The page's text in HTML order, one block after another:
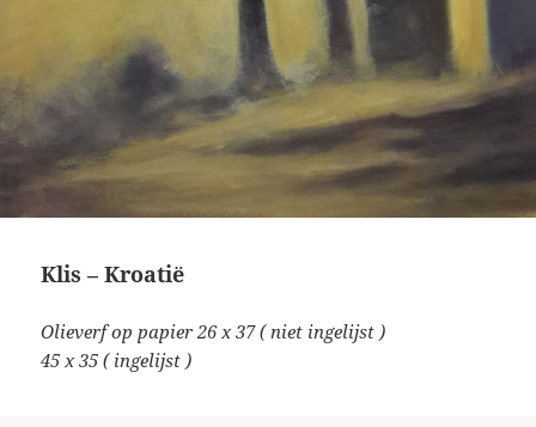
Klis – Kroatië
Olieverf op papier 26 x 37 ( niet ingelijst )
45 x 35 ( ingelijst )